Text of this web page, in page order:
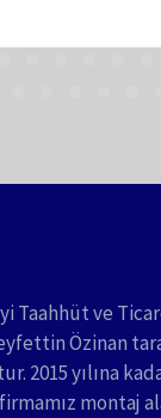
Taahhüt ve
Özinan
2015 yılına
montaj